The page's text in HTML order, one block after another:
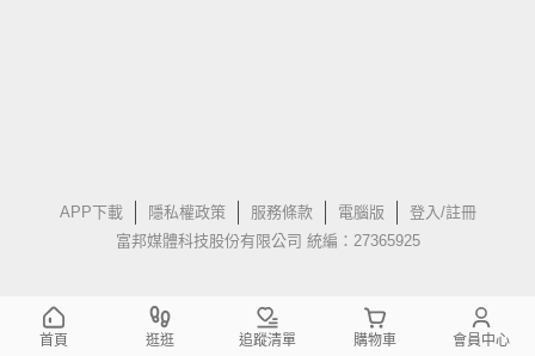
APP下載 隱私權政策 服務條款 電腦版
登入/註冊
富邦媒體科技股份有限公司 統編：27365925
首頁 逛逛 追蹤清單 購物車 會員中心